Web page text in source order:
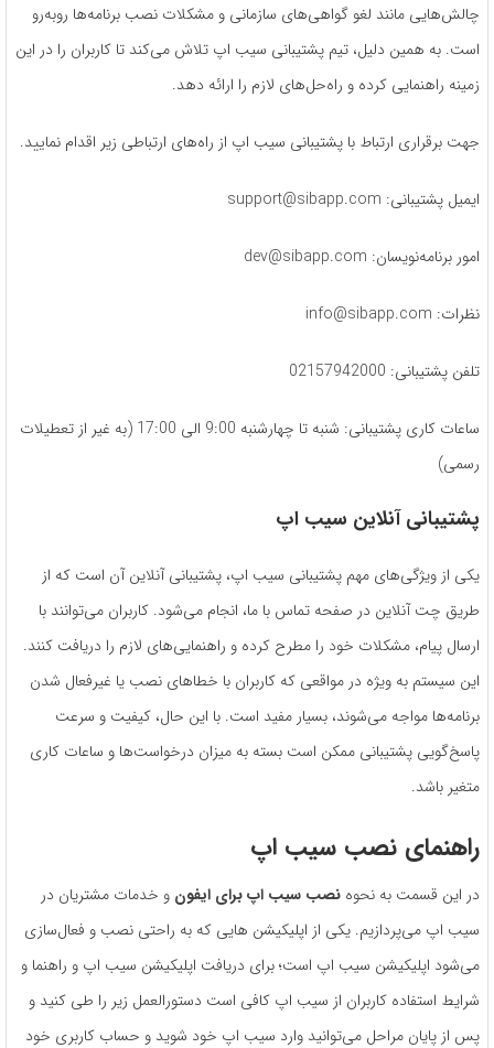
چالش‌هایی مانند لغو گواهی‌های سازمانی و مشکلات نصب برنامه‌ها روبه‌رو
است. به همین دلیل، تیم پشتیبانی سیب اپ تلاش می‌کند تا کاربران را در این
زمینه راهنمایی کرده و راه‌حل‌های لازم را ارائه دهد.
جهت برقراری ارتباط با پشتیبانی سیب اپ از راه‌های ارتباطی زیر اقدام نمایید.
ایمیل پشتیبانی: support@sibapp.com
امور برنامه‌نویسان: dev@sibapp.com
نظرات: info@sibapp.com
تلفن پشتیبانی: 02157942000
ساعات کاری پشتیبانی: شنبه تا چهارشنبه 9:00 الی 17:00 (به غیر از تعطیلات
رسمی)
پشتیبانی آنلاین سیب اپ
یکی از ویژگی‌های مهم پشتیبانی سیب اپ، پشتیبانی آنلاین آن است که از
طریق چت آنلاین در صفحه تماس با ما، انجام می‌شود. کاربران می‌توانند با
ارسال پیام، مشکلات خود را مطرح کرده و راهنمایی‌های لازم را دریافت کنند.
این سیستم به ویژه در مواقعی که کاربران با خطاهای نصب یا غیرفعال شدن
برنامه‌ها مواجه می‌شوند، بسیار مفید است. با این حال، کیفیت و سرعت
پاسخ‌گویی پشتیبانی ممکن است بسته به میزان درخواست‌ها و ساعات کاری
متغیر باشد.
راهنمای نصب سیب اپ
در این قسمت به نحوه نصب سیب اپ برای ایفون و خدمات مشتریان در
سیب اپ می‌پردازیم. یکی از اپلیکیشن هایی که به ‌راحتی نصب و فعال‌سازی
می‌شود اپلیکیشن سیب اپ است؛ برای دریافت اپلیکیشن سیب اپ و راهنما و
شرایط استفاده کاربران از سیب اپ کافی است دستورالعمل زیر را طی کنید و
پس از پایان مراحل می‌توانید وارد سیب اپ خود شوید و حساب کاربری خود